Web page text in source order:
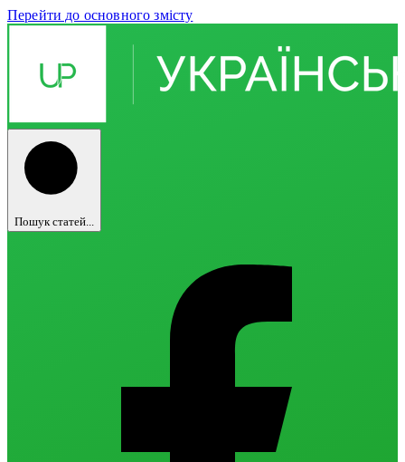
Перейти до основного змісту
Пошук статей...